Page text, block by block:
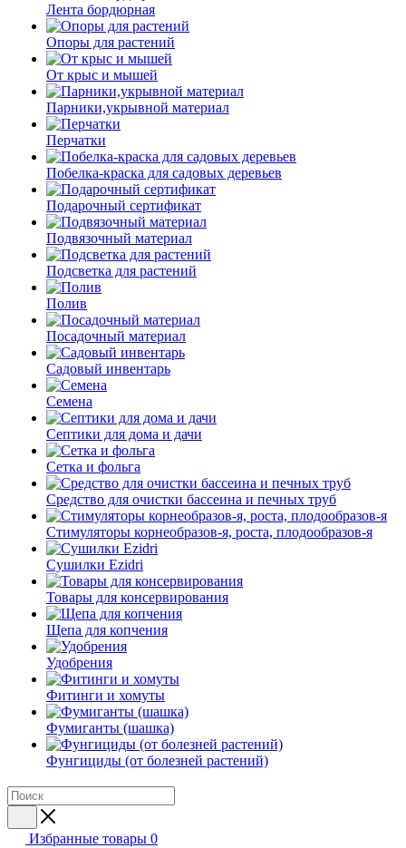
Лента бордюрная
Опоры для растений
От крыс и мышей
Парники,укрывной материал
Перчатки
Побелка-краска для садовых деревьев
Подарочный сертификат
Подвязочный материал
Подсветка для растений
Полив
Посадочный материал
Садовый инвентарь
Семена
Септики для дома и дачи
Сетка и фольга
Средство для очистки бассеина и печных труб
Стимуляторы корнеобразов-я, роста, плодообразов-я
Сушилки Ezidri
Товары для консервирования
Щепа для копчения
Удобрения
Фитинги и хомуты
Фумиганты (шашка)
Фунгициды (от болезней растений)
Избранные товары 0